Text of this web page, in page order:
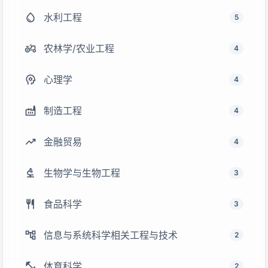
water_drop 水利工程 5
agriculture 农林学/农业工程 4
psychology 心理学 4
factory 制造工程 4
trending_up 金融贸易 4
biotech 生物学与生物工程 3
restaurant 食品科学 3
account_tree 信息与系统科学相关工程与技术 2
2